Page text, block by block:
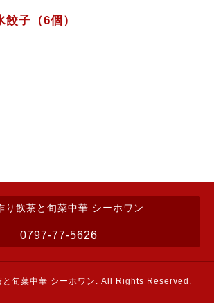
子（6個）
り飲茶と旬菜中華 シーホワン
0797-77-5626
と旬菜中華 シーホワン . All Rights Reserved.